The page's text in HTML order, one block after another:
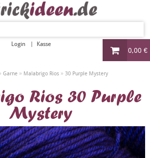
0,00 €
Login Kasse
Garne» Malabrigo Rios» 30 Purple Mystery
Rios 30 Purple
Mystery